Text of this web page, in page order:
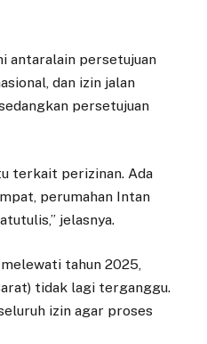
antaralain persetujuan
dan izin jalan
persetujuan
terkait perizinan. Ada
perumahan Intan
jelasnya.
tahun 2025,
tidak lagi terganggu.
izin agar proses